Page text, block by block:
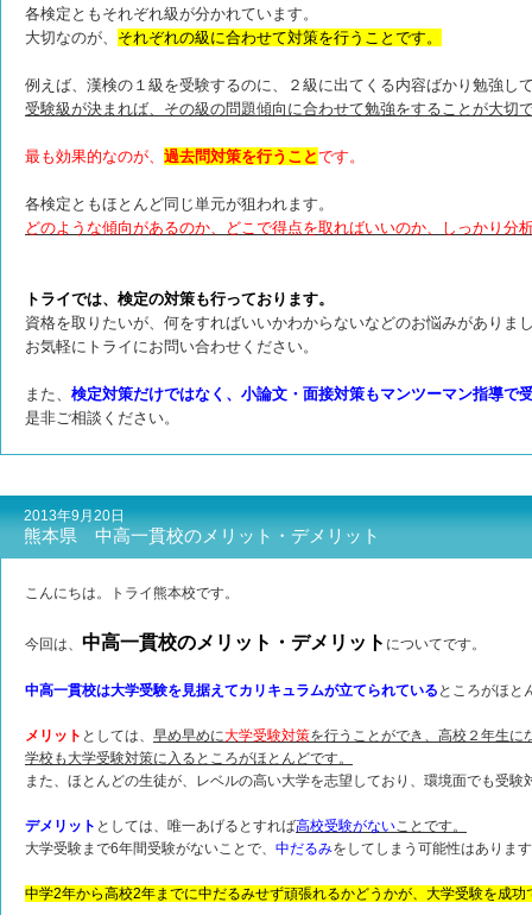
各検定ともそれぞれ級が分かれています。
大切なのが、 それぞれの級に合わせて対策を行うことです。
例えば、漢検の１級を受験するのに、２級に出てくる内容ばかり勉強し
受験級が決まれば、その級の問題傾向に合わせて勉強をすることが大切
最も効果的なのが、 過去問対策を行うことです。
各検定ともほとんど同じ単元が狙われます。
どのような傾向があるのか、どこで得点を取ればいいのか、しっかり分
トライでは、検定の対策も行っております。
資格を取りたいが、何をすればいいかわからないなどのお悩みがありま
お気軽にトライにお問い合わせください。
また、 検定対策だけではなく、小論文・面接対策もマンツーマン指導で
是非ご相談ください。
2013年9月20日
熊本県 中高一貫校のメリット・デメリット
こんにちは。トライ熊本校です。
今回は、 中高一貫校のメリット・デメリット についてです。
中高一貫校は大学受験を見据えてカリキュラムが立てられている ところがほと
メリット としては、 早め早めに大学受験対策を行うことができ、高校２年生に
学校も大学受験対策に入るところがほとんどです。
また、ほとんどの生徒が、レベルの高い大学を志望しており、環境面でも受
デメリット としては、唯一あげるとすれば高校受験がないことです。
大学受験まで6年間受験がないことで、 中だるみをしてしまう可能性はありま
中学2年から高校2年までに中だるみせず頑張れるかどうかが、大学受験を成